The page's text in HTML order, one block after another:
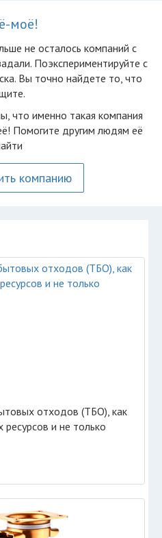
моё!
не осталоcь компаний с
Поэкспериментируйте с
Вы точно найдете то, что
что именно такая компания
Помогите другим людям её
компанию
отходов (ТБО), как
и не только